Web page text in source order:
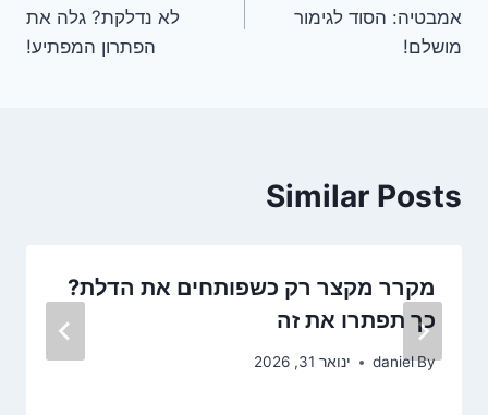
אמבטיה: הסוד לגימור
מושלם!
לא נדלקת? גלה את
הפתרון המפתיע!
Similar Posts
מקרר מקצר רק כשפותחים את הדלת?
כך תפתרו את זה
By
daniel ינואר 31, 2026